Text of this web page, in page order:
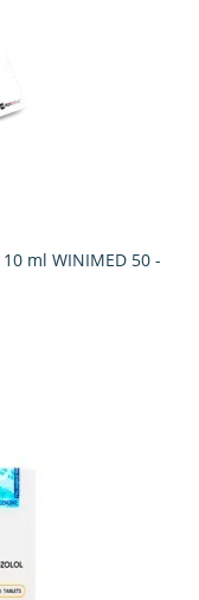
ml WINIMED 50 -